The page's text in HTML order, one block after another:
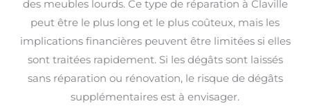
des meubles lourds. Ce type de réparation à Claville
peut être le plus long et le plus coûteux, mais les
implications financières peuvent être limitées si elles
sont traitées rapidement. Si les dégâts sont laissés
sans réparation ou rénovation, le risque de dégâts
supplémentaires est à envisager.